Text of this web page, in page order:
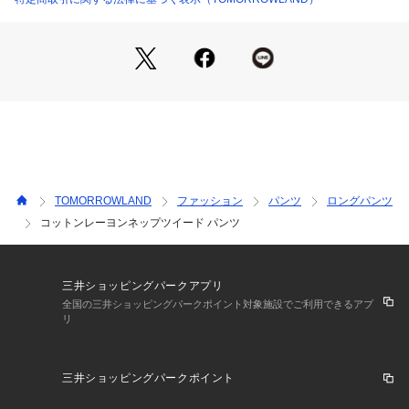
店舗にお問い合わせの際は、下記の商品番号をお申し付けくだ
TOMORROWLAND ファッション パンツ
ロングパンツ
コットンレーヨンネップツイード パンツ
三井ショッピングパークアプリ
全国の三井ショッピングパークポイント対象施設でご利用できるアプ
リ
三井ショッピングパークポイント